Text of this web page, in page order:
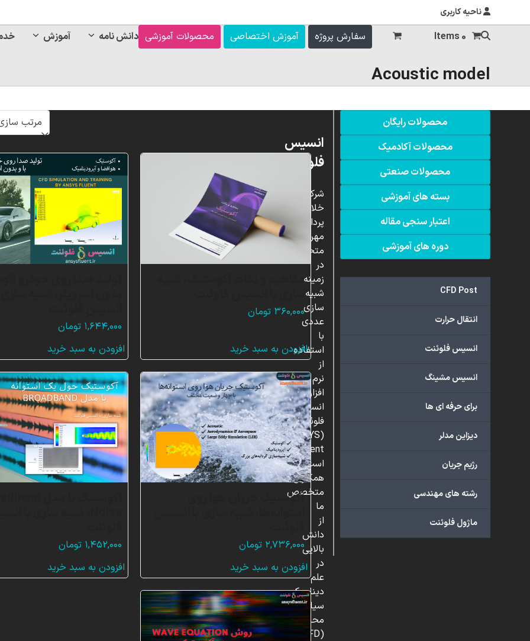
ناحیه کاربری
آموزش دانش نامه محصولات آموزشی آموزش اختصاصی سفارش پروژه 0 Items
Acoustic model
مفاهیم و نکات آکوستیک، شبیه
۳۶۰,۰۰۰ تومان
افزودن به سبد خرید
۱,۶۴۴,۰۰۰ تومان
افزودن به سبد خرید
آکوستیک جریان هوا روی
۲,۷۳۶,۰۰۰ تومان
افزودن به سبد خرید
۱,۴۵۲,۰۰۰ تومان
افزودن به سبد خرید
محصولات رایگان
محصولات آکادمیک
محصولات صنعتی
بسته های آموزشی
اعتبار سنجی مقاله
دوره های آموزشی
CFD Post
انتقال حرارت
انسیس فلوئنت
انسیس مشینگ
برای حرفه ای ها
دیزاین مدلر
رژیم جریان
رشته های مهندسی
ماژول فلوئنت
انسیس
فلوئنت
شرکت
خلاق
پردازشگران
مهر،
متخصص
در
زمینه
شبیه
سازی
عددی
با
استفاده
از
نرم
افزار
انسیس
فلوئنت
(ANSYS
Fluent)
است.
همکاران
متخصص
ما
از
دانش
بالایی
در
علم
دینامیک
سیالات
محاسباتی